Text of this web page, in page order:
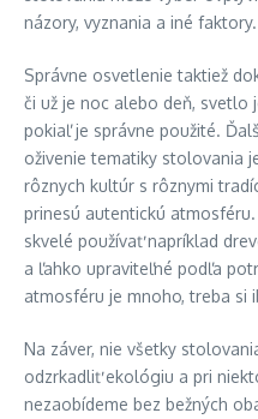
názory, vyznania a iné faktory.
Správne osvetlenie taktiež
či už je noc alebo deň, svetlo
pokiaľ je správne použité.
oživenie tematiky stolovania
rôznych kultúr s rôznymi
prinesú autentickú
skvelé používať napríklad
a ľahko upraviteľné podľa
atmosféru je mnoho, treba si
Na záver, nie všetky
odzrkadliť ekológiu a pri
nezaobídeme bez bežných